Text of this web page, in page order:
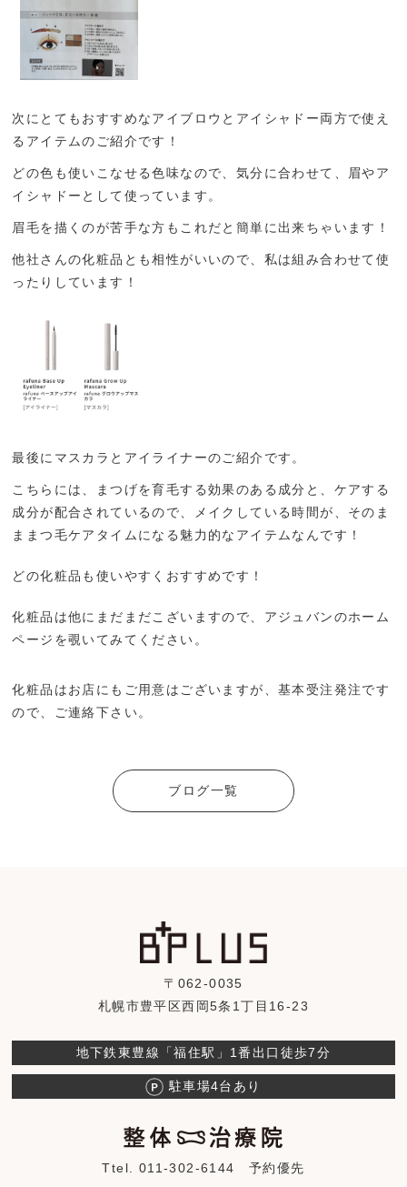
次にとてもおすすめなアイブロウとアイシャドー両方で使え
るアイテムのご紹介です！
どの色も使いこなせる色味なので、気分に合わせて、眉やア
イシャドーとして使っています。
眉毛を描くのが苦手な方もこれだと簡単に出来ちゃいます！
他社さんの化粧品とも相性がいいので、私は組み合わせて使
ったりしています！
最後にマスカラとアイライナーのご紹介です。
こちらには、まつげを育毛する効果のある成分と、ケアする
成分が配合されているので、メイクしている時間が、そのま
ままつ毛ケアタイムになる魅力的なアイテムなんです！
どの化粧品も使いやすくおすすめです！
化粧品は他にまだまだこざいますので、アジュバンのホーム
ページを覗いてみてください。
化粧品はお店にもご用意はございますが、基本受注発注です
ので、ご連絡下さい。
ブログ一覧
〒062-0035
札幌市豊平区西岡5条1丁目16-23
地下鉄東豊線「福住駅」1番出口徒歩7分
駐車場4台あり
Ttel. 011-302-6144 予約優先